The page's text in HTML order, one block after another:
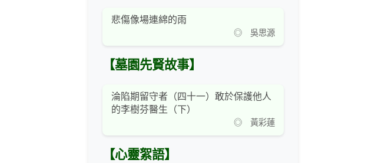
悲傷像場連綿的雨
◎ 吳思源
【墓園先賢故事】
淪陷期留守者（四十一）敢於保護他人
的李樹芬醫生（下）
◎ 黃彩蓮
【心靈絮語】